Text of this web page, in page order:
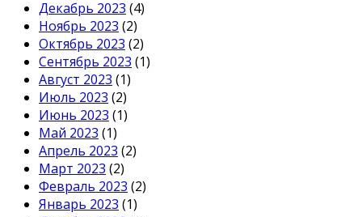
Декабрь 2023 (4)
Ноябрь 2023 (2)
Октябрь 2023 (2)
Сентябрь 2023 (1)
Август 2023 (1)
Июль 2023 (2)
Июнь 2023 (1)
Май 2023 (1)
Апрель 2023 (2)
Март 2023 (2)
Февраль 2023 (2)
Январь 2023 (1)